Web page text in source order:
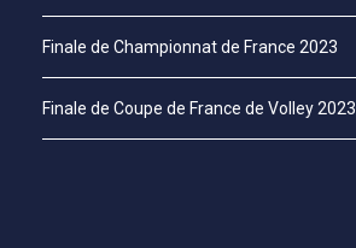
Finale de Championnat de France 2023
Finale de Coupe de France de Volley 2023